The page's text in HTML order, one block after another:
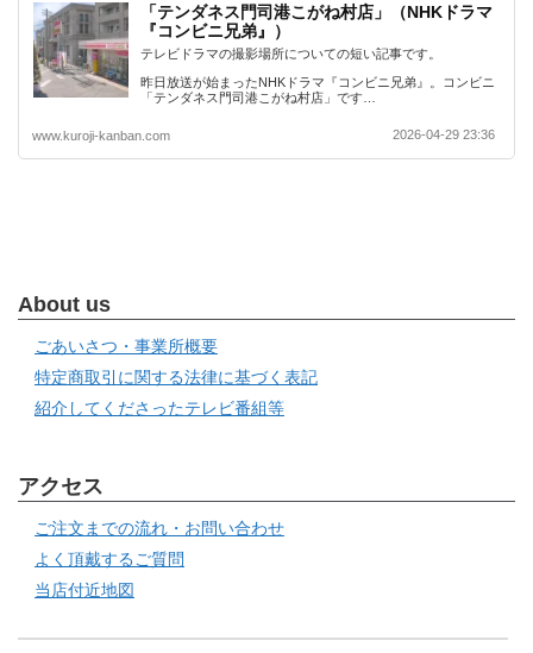
「テンダネス門司港こがね村店」（NHKドラマ
『コンビニ兄弟』）
テレビドラマの撮影場所についての短い記事です。
昨日放送が始まったNHKドラマ『コンビニ兄弟』。コンビニ
「テンダネス門司港こがね村店」です…
www.kuroji-kanban.com 2026-04-29 23:36
About us
ごあいさつ・事業所概要
特定商取引に関する法律に基づく表記
紹介してくださったテレビ番組等
アクセス
ご注文までの流れ・お問い合わせ
よく頂戴するご質問
当店付近地図